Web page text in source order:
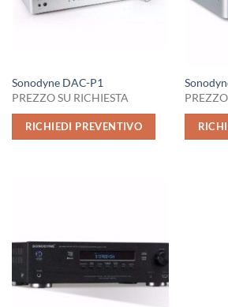
Sonodyne DAC-P1
PREZZO SU RICHIESTA
RICHIEDI PREVENTIVO